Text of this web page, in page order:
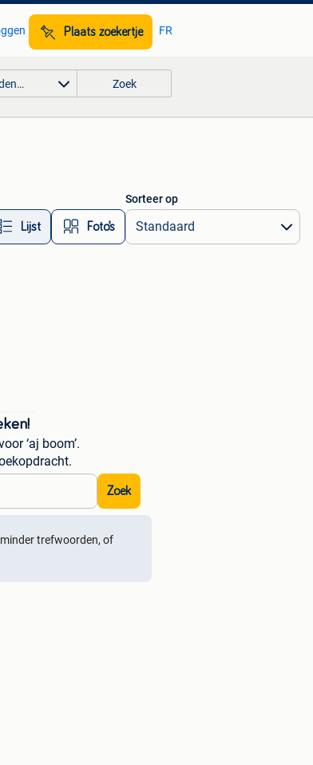
Plaats zoekertje FR
Zoek
Lijst Foto’s
Sorteer op
‘aj boom’.
Zoek
trefwoorden, of